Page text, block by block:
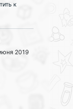
к
2019